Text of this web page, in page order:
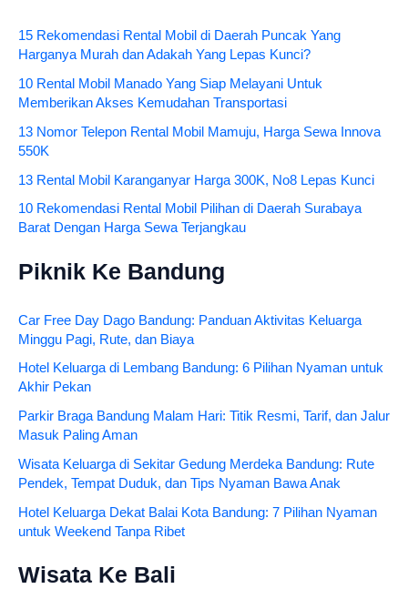
15 Rekomendasi Rental Mobil di Daerah Puncak Yang
Harganya Murah dan Adakah Yang Lepas Kunci?
10 Rental Mobil Manado Yang Siap Melayani Untuk
Memberikan Akses Kemudahan Transportasi
13 Nomor Telepon Rental Mobil Mamuju, Harga Sewa Innova
550K
13 Rental Mobil Karanganyar Harga 300K, No8 Lepas Kunci
10 Rekomendasi Rental Mobil Pilihan di Daerah Surabaya
Barat Dengan Harga Sewa Terjangkau
Piknik Ke Bandung
Car Free Day Dago Bandung: Panduan Aktivitas Keluarga
Minggu Pagi, Rute, dan Biaya
Hotel Keluarga di Lembang Bandung: 6 Pilihan Nyaman untuk
Akhir Pekan
Parkir Braga Bandung Malam Hari: Titik Resmi, Tarif, dan Jalur
Masuk Paling Aman
Wisata Keluarga di Sekitar Gedung Merdeka Bandung: Rute
Pendek, Tempat Duduk, dan Tips Nyaman Bawa Anak
Hotel Keluarga Dekat Balai Kota Bandung: 7 Pilihan Nyaman
untuk Weekend Tanpa Ribet
Wisata Ke Bali